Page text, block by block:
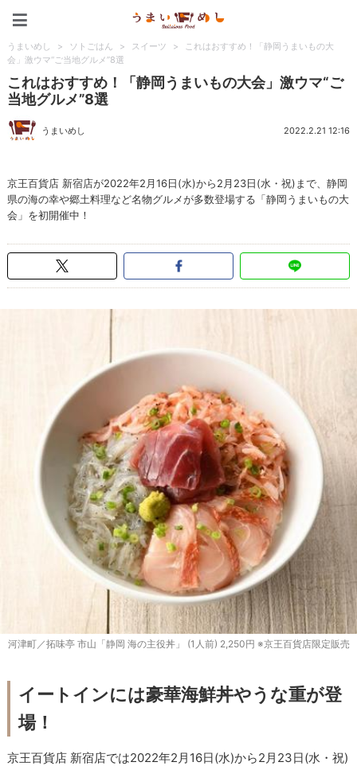
うまいめし > ソトごはん > スイーツ >
これはおすすめ！「静岡うまいもの大
会」激ウマ“ご当地グルメ”8選
これはおすすめ！「静岡うまいもの大会」激ウマ“ご
当地グルメ”8選
うまいめし 2022.2.21 12:16
京王百貨店 新宿店が2022年2月16日(水)から2月23日(水・祝)まで、静岡
県の海の幸や郷土料理など名物グルメが多数登場する「静岡うまいもの大
会」を初開催中！
河津町／拓味亭 市山「静岡 海の主役丼」 (1人前) 2,250円 ※京王百貨店限定販売
イートインには豪華海鮮丼やうな重が登
場！
京王百貨店 新宿店では2022年2月16日(水)から2月23日(水・祝)